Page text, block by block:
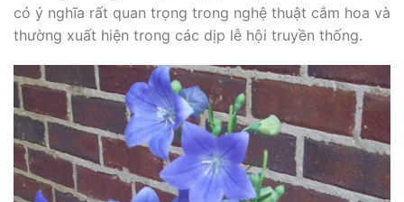
có ý nghĩa rất quan trọng trong nghệ thuật cắm hoa và
thường xuất hiện trong các dịp lễ hội truyền thống.